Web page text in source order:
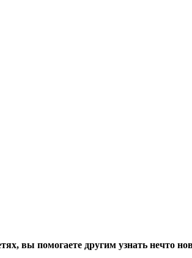
вы помогаете другим узнать нечто